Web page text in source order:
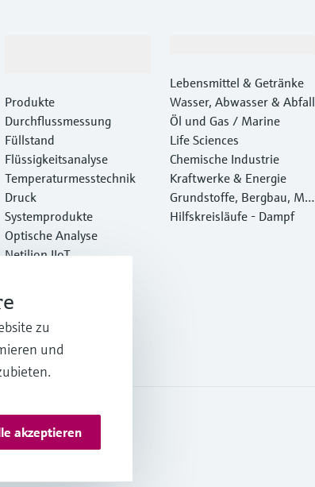
Produkte
Durchflussmessung
Füllstand
Flüssigkeitsanalyse
Temperaturmesstechnik
Druck
Systemprodukte
Optische Analyse
Netilion IIoT
Online Tools
Dienstleistungen
Lebensmittel & Getränke
Wasser, Abwasser & Abfall
Öl und Gas / Marine
Life Sciences
Chemische Industrie
Kraftwerke & Energie
Grundstoffe, Bergbau, Met
alle
Hilfskreisläufe - Dampf
AGB Österreich
zu
und
akzeptieren